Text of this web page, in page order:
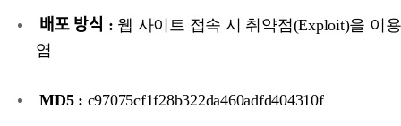
배포 방식 : 웹 사이트 접속 시 취약점(Exploit)을 이
염
MD5 : c97075cf1f28b322da460adfd404310f